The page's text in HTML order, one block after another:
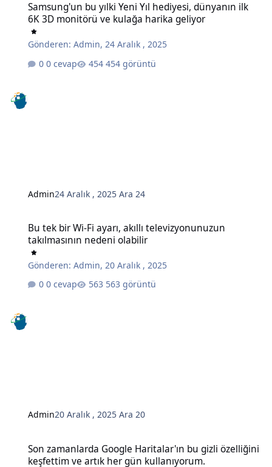
Samsung'un bu yılki Yeni Yıl hediyesi, dünyanın ilk
6K 3D monitörü ve kulağa harika geliyor
Gönderen:Admin,24 Aralık , 2025
0 cevap
454 görüntü
Admin24 Aralık , 2025Ara 24
Bu tek bir Wi-Fi ayarı, akıllı televizyonunuzun
takılmasının nedeni olabilir
Gönderen:Admin,20 Aralık , 2025
0 cevap
563 görüntü
Admin20 Aralık , 2025Ara 20
Son zamanlarda Google Haritalar'ın bu gizli özelliğini
keşfettim ve artık her gün kullanıyorum.